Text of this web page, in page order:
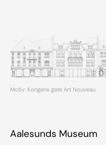
Motiv: Kongens gate Art Nouveau
Aalesunds Museum